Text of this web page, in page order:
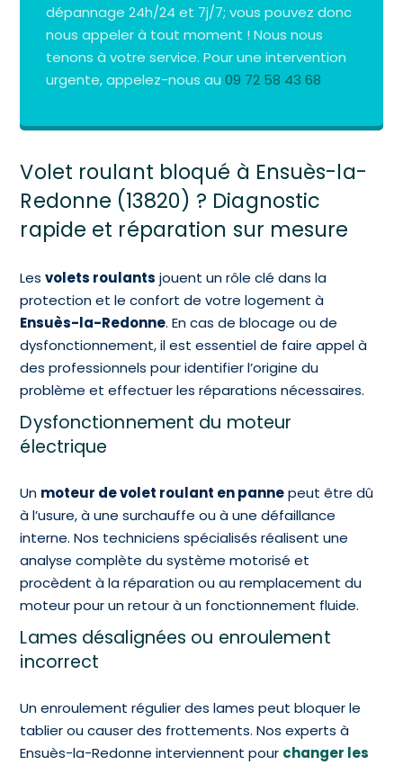
dépannage 24h/24 et 7j/7; vous pouvez donc
nous appeler à tout moment ! Nous nous
tenons à votre service. Pour une intervention
urgente, appelez-nous au09 72 58 43 68
Volet roulant bloqué à Ensuès-la-
Redonne (13820) ? Diagnostic
rapide et réparation sur mesure
Lesvolets roulants jouent un rôle clé dans la
protection et le confort de votre logement à
Ensuès-la-Redonne. En cas de blocage ou de
dysfonctionnement, il est essentiel de faire appel à
des professionnels pour identifier l’origine du
problème et effectuer les réparations nécessaires.
Dysfonctionnement du moteur
électrique
Un moteur de volet roulant en pannepeut être dû
à l’usure, à une surchauffe ou à une défaillance
interne. Nos techniciens spécialisés réalisent une
analyse complète du système motorisé et
procèdent à la réparation ou au remplacement du
moteur pour un retour à un fonctionnement fluide.
Lames désalignées ou enroulement
incorrect
Un enroulement régulier des lames peut bloquer le
tablier ou causer des frottements. Nos experts à
Ensuès-la-Redonne interviennent pour changer les